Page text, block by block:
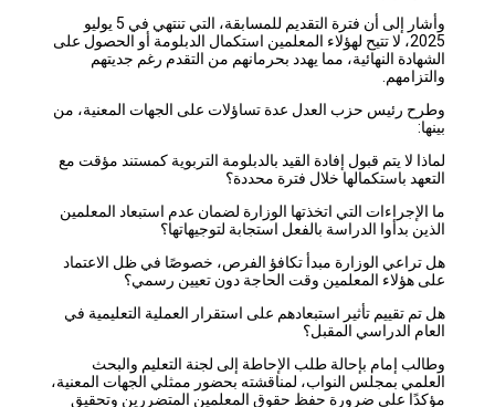
وأشار إلى أن فترة التقديم للمسابقة، التي تنتهي في 5 يوليو
2025، لا تتيح لهؤلاء المعلمين استكمال الدبلومة أو الحصول على
النهائية، مما يهدد بحرمانهم من التقدم رغم جديتهم
رئيس حزب العدل عدة تساؤلات على الجهات المعنية، من
لا يتم قبول إفادة القيد بالدبلومة التربوية كمستند مؤقت مع
باستكمالها خلال فترة محددة؟
التي اتخذتها الوزارة لضمان عدم استبعاد المعلمين
بدأوا الدراسة بالفعل استجابة لتوجيهاتها؟
الوزارة مبدأ تكافؤ الفرص، خصوصًا في ظل الاعتماد
المعلمين وقت الحاجة دون تعيين رسمي؟
تقييم تأثير استبعادهم على استقرار العملية التعليمية في
الدراسي المقبل؟
إمام بإحالة طلب الإحاطة إلى لجنة التعليم والبحث
بمجلس النواب، لمناقشته بحضور ممثلي الجهات المعنية،
على ضرورة حفظ حقوق المعلمين المتضررين وتحقيق